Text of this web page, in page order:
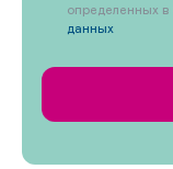
определенных в
данных